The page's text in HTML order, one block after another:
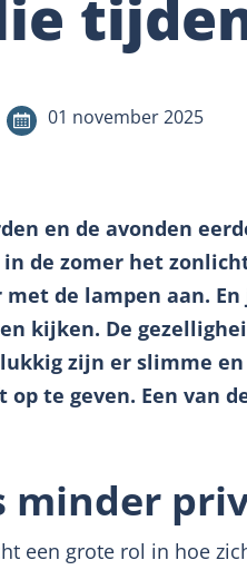
01 november 2025
en de avonden
in de zomer het
de lampen aan.
kijken. De
zijn er slimme
te geven. Een van
minder
een grote rol in hoe